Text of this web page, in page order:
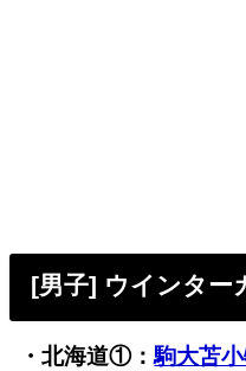
[男子] ウインター
・北海道①：駒大苫